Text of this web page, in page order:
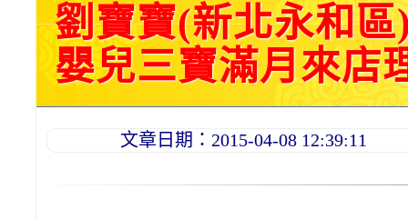
劉寶寶(新北永和
嬰兒三寶滿月來店
文章日期：2015-04-08 12:39:11